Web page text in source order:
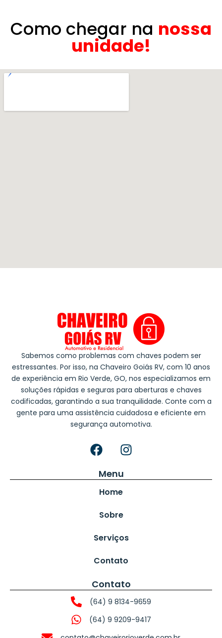
Como chegar na nossa
unidade!
Sabemos como problemas com chaves podem ser
estressantes. Por isso, na Chaveiro Goiás RV, com 10 anos
de experiência em Rio Verde, GO, nos especializamos em
soluções rápidas e seguras para aberturas e chaves
codificadas, garantindo a sua tranquilidade. Conte com a
gente para uma assistência cuidadosa e eficiente em
segurança automotiva.
Menu
Home
Sobre
Serviços
Contato
Contato
(64) 9 8134-9659
(64) 9 9209-9417